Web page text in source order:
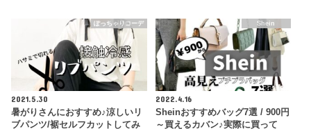
ぽっちゃりコーデ
2021.5.30
暑がりさんにおすすめ♪涼しいリ
ブパンツ/裾セルフカットしてみ
Shein
2022.4.16
Sheinおすすめバッグ7選 / 900円
～買えるカバン♪実際に買って